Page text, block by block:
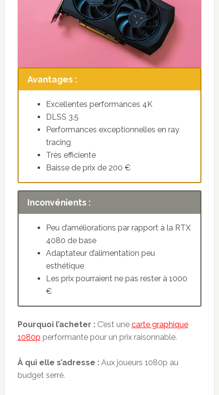
Avantages :
Excellentes performances 4K
DLSS 3.5
Performances exceptionnelles en ray
tracing
Très efficiente
Baisse de prix de 200 €
Inconvénients :
Peu d’améliorations par rapport à la RTX
4080 de base
Adaptateur d’alimentation peu
esthétique
Les prix pourraient ne pas rester à 1000
€
Pourquoi l’acheter :C’est une carte graphique
1080p performante pour un prix raisonnable.
À qui elle s’adresse :Aux joueurs 1080p au
budget serré.